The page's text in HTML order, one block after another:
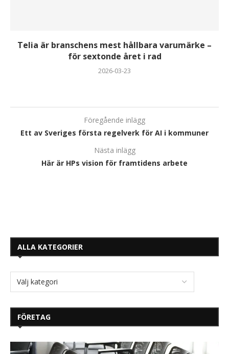
Telia är branschens mest hållbara varumärke –
för sextonde året i rad
2026-03-23
Föregående inlägg
Ett av Sveriges första regelverk för AI i kommuner
Nästa inlägg
Här är HPs vision för framtidens arbete
ALLA KATEGORIER
FÖRETAG